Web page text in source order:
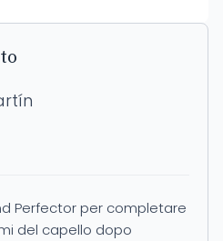
Perfector per completare
del capello dopo